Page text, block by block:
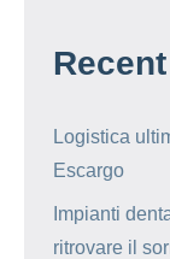
Logistica
Escargo
Impianti
ritrovare il